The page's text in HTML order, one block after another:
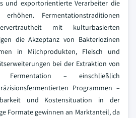
und exportorientierte Verarbeiter die
erhöhen. Fermentationstraditionen
mit kulturbasierten
die Akzeptanz von Bakteriozinen
in Milchprodukten, Fleisch und
bei der Extraktion von
Fermentation – einschließlich
Programmen –
und Kostensituation in der
Formate gewinnen an Marktanteil, da